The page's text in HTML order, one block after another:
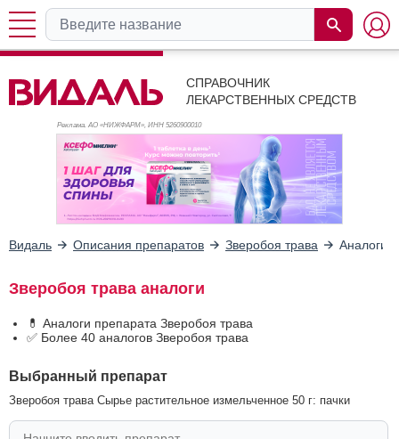
СПРАВОЧНИК
ЛЕКАРСТВЕННЫХ СРЕДСТВ
Реклама. АО «НИЖФАРМ», ИНН 5260900010
Видаль Описания препаратов Зверобоя трава Аналоги
Зверобоя трава аналоги
💊 Аналоги препарата Зверобоя трава
✅ Более 40 аналогов Зверобоя трава
Выбранный препарат
Зверобоя трава Сырье растительное измельченное 50 г: пачки